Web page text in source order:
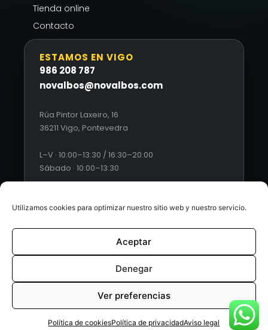
Utilizamos cookies para optimizar nuestro sitio web y nuestro servicio.
Aceptar
Denegar
Ver preferencias
Política de cookiesPolítica de privacidadAviso legal
Tienda online
Contacto
ESTAMOS EN VIGO
986 208 787
novalbos@novalbos.com
Rúa Pintor Laxeiro, 16
36211 Vigo, Pontevedra
L–V · 10:00–13:30 / 16:30–20:00
Sábado · 10:00–13:30
© 2026 Novalbos. Todos los derechos reservados. |
web by Esquío
Aviso Legal|Política de Privacidad|Condiciones generales
Políticas de cookies